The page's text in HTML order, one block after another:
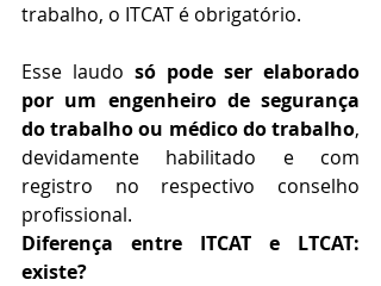
trabalho, o ITCAT é obrigatório.
Esse laudo só pode ser elaborado
por um engenheiro de segurança
do trabalho ou médico do trabalho,
devidamente habilitado e com
registro no respectivo conselho
profissional.
Diferença entre ITCAT e LTCAT:
existe?